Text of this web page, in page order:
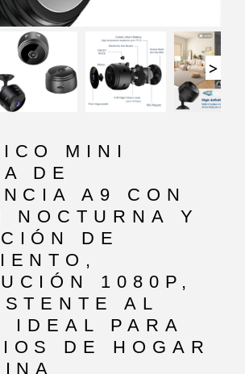
>
MINI
DE
A9 CON
NOCTURNA Y
DE
1080P,
AL
IDEAL PARA
DE HOGAR